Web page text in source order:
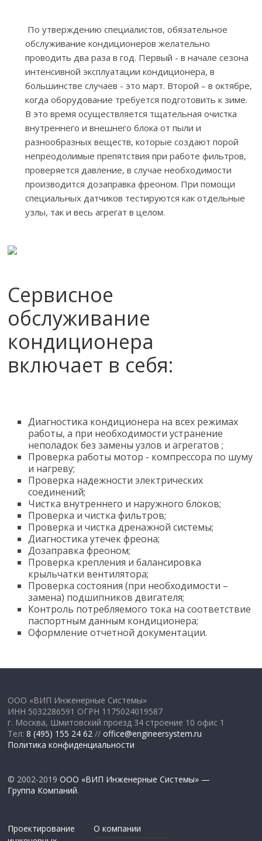
По утверждению специалистов, обязательное
обслуживание кондиционеров желательно
проводить два раза в год. Первый - в начале сезона
интенсивной эксплуатации кондиционера, в
большинстве случаев - это март. Второй – в октябре,
когда оборудование требуется подготовить к зиме.
В это время осуществляется тщательная очистка
внутреннего и внешнего блока от пыли и
разнообразных веществ, которые создают порой
непреодолимые препятствия при работе фильтров,
проверяется давление, в случае необходимости
производится дозаправка фреоном. При помощи
специальных датчиков тестируются как отдельные
узлы, так и весь агрегат в целом.
Сервисное
обслуживание
кондиционера
включает в себя:
Диагностика кондиционера на всех режимах
работы, а при необходимости устранение
неполадок без замены узлов и агрегатов ;
Проверка работы мотор - компрессора по шуму
и нагреву;
Проверка надежности электрических
соединений;
Чистка внутреннего и наружного блоков;
Проверка и чистка фильтров;
Проверка и чистка дренажной системы;
Диагностика утечек фреона;
Дозаправка фреоном;
Проверка крепления и балансировка
крыльчатки вентилятора;
Проверка состояния (при необходимости –
замена) подшипников двигателя;
Контроль потребляемого тока на соответствие
паспортным данным кондиционера;
Оформление отчетной документации.
ООО «ВИП Инженерные Системы»
ИНН 5032286591 ОГРН 1175024019587
г. Москва, Шмитовский проезд 34 строение 10 офис 1
Тел:8 (495) 155 24 62 //office@engineersystem.ru
Политика конфиденциальности
© 2002-2019ООО «ВИП Инженерные Системы» —
Группа Компаний.
Проектирование
О компании